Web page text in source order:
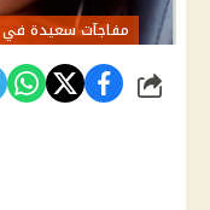
مفاجآت سعيدة في
شارك